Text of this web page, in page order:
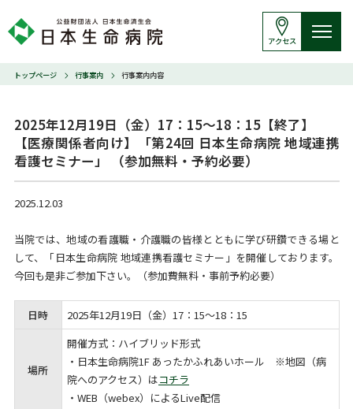
アクセス
トップページ 行事案内 行事案内内容
2025年12月19日（金）17：15～18：15【終了】
【医療関係者向け】「第24回 日本生命病院 地域連携
看護セミナー」 （参加無料・予約必要）
2025.12.03
当院では、地域の看護職・介護職の皆様とともに学び研鑽できる場と
して、「日本生命病院 地域連携看護セミナー」を開催しております。
今回も是非ご参加下さい。（参加費無料・事前予約必要）
日時 2025年12月19日（金）17：15～18：15
場所
開催方式：ハイブリッド形式
・日本生命病院1F あったかふれあいホール ※地図（病
院へのアクセス）はコチラ
・WEB（webex）によるLive配信